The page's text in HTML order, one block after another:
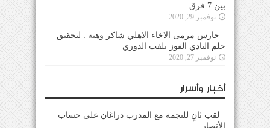
بين 7 فرق
نوفمبر 29, 2020
حارس مرمى الاخاء الاهلي شاكر وهبه : لتحقيق
حلم النادي الفوز بلقب الدوري
نوفمبر 27, 2020
أخبار وأسرار
لقب ثانٍ للنجمة مع المدرب دراغان على حساب
الأنصار